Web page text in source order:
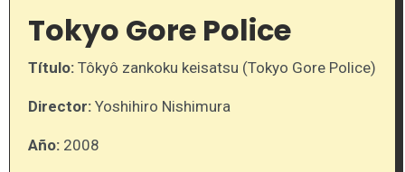
Tokyo Gore Police
Título:Tôkyô zankoku keisatsu (Tokyo Gore Police)
Director: Yoshihiro Nishimura
Año:2008